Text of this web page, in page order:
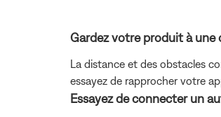
Gardez votre produit à une
La distance et des obstacles
essayez de rapprocher votre
Essayez de connecter un